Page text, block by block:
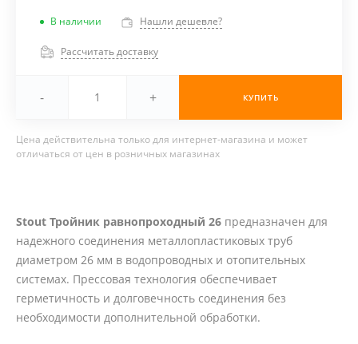
В наличии Нашли дешевле?
Рассчитать доставку
- + КУПИТЬ
Цена действительна только для интернет-магазина и может
отличаться от цен в розничных магазинах
Stout Тройник равнопроходный 26 предназначен для
надежного соединения металлопластиковых труб
диаметром 26 мм в водопроводных и отопительных
системах. Прессовая технология обеспечивает
герметичность и долговечность соединения без
необходимости дополнительной обработки.